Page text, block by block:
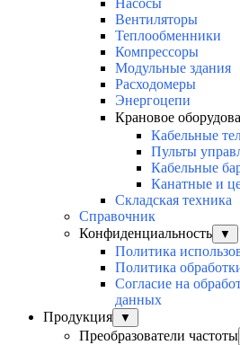
Насосы
Вентиляторы
Теплообменники
Компрессоры
Модульные здания
Расходомеры
Энергоцепи
Крановое
Кабельные
Пульты
Кабельные
Канатные и
Складская техника
Справочник
Конфиденциальность
▼
Политика
Политика
Согласие на
данных
Продукция
▼
Преобразователи частоты